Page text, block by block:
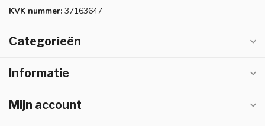
KVK nummer: 37163647
Categorieën
Informatie
Mijn account